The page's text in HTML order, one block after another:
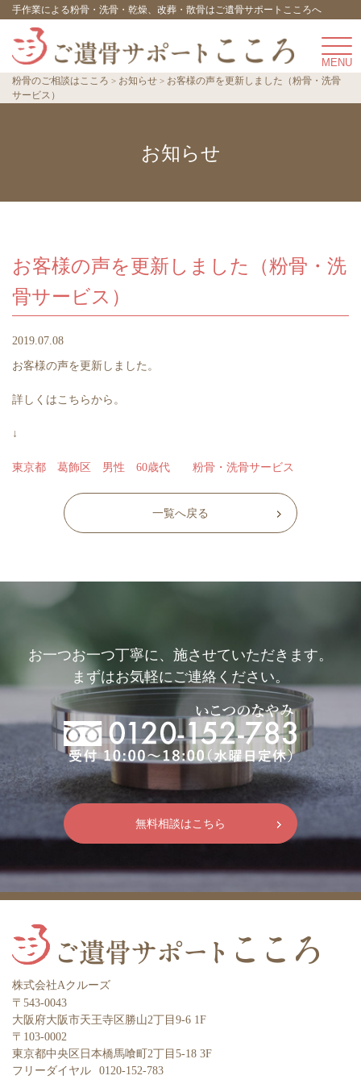
手作業による粉骨・洗骨・乾燥、改葬・散骨はご遺骨サポートこころへ
粉骨のご相談はこころ お知らせ
お客様の声を更新しました（粉骨・洗骨
サービス）
お知らせ
お客様の声を更新しました（粉骨・洗
骨サービス）
2019.07.08
お客様の声を更新しました。
詳しくはこちらから。
↓
東京都 葛飾区 男性 60歳代 粉骨・洗骨サービス
一覧へ戻る
お一つお一つ丁寧に、施させていただきます。
まずはお気軽にご連絡ください。
無料相談はこちら
株式会社Aクルーズ
〒543-0043
大阪府大阪市天王寺区勝山2丁目9-6 1F
〒103-0002
東京都中央区日本橋馬喰町2丁目5-18 3F
フリーダイヤル
0120-152-783